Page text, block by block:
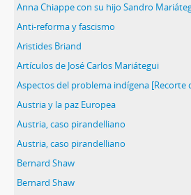
Anna Chiappe con su hijo Sandro
Anti-reforma y fascismo
Aristides Briand
Artículos de José Carlos Mariátegui
Aspectos del problema indígena [Recorte
Austria y la paz Europea
Austria, caso pirandelliano
Austria, caso pirandelliano
Bernard Shaw
Bernard Shaw